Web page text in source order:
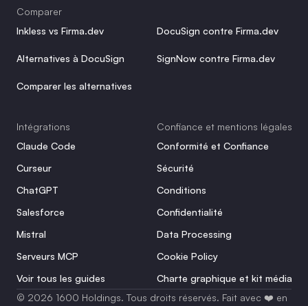
Comparer
Inkless vs Firma.dev
DocuSign contre Firma.dev
Alternatives à DocuSign SignNow contre Firma.dev
Comparer les alternatives
Intégrations
Claude Code
Curseur
ChatGPT
Salesforce
Mistral
Serveurs MCP
Voir tous les guides
Confiance et mentions légales
Conformité et Confiance
Sécurité
Conditions
Confidentialité
Data Processing
Cookie Policy
Charte graphique et kit média
© 2026 1600 Holdings. Tous droits réservés. Fait avec ❤️ en